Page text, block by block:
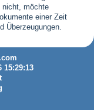
nicht, möchte
einer Zeit
Überzeugungen.
15:29:13